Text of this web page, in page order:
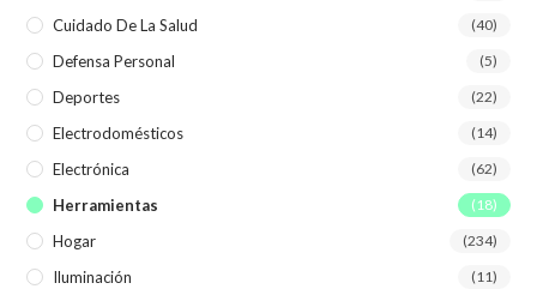
Cuidado De La Salud (40)
Defensa Personal (5)
Deportes (22)
Electrodomésticos (14)
Electrónica (62)
Herramientas (18)
Hogar (234)
Iluminación (11)